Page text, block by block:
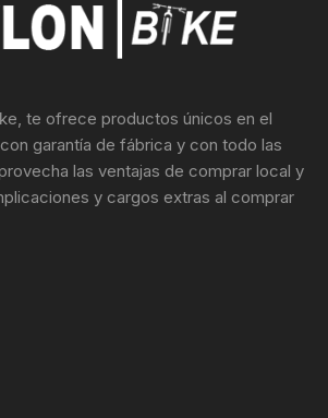
te ofrece productos únicos en el
garantía de fábrica y con todo las
las ventajas de comprar local y
y cargos extras al comprar